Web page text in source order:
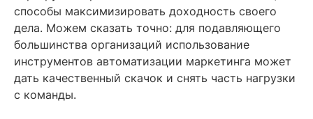
О чём на самом деле маркетинговая автоматизация
Итак, ваш бизнес готов?
1) Вы генерируете постоянный поток новых, готовых
к покупке лидов?
2) Ваша команда не в состоянии справиться с числом
способы максимизировать доходность своего
дела. Можем сказать точно: для подавляющего
большинства организаций использование
инструментов автоматизации маркетинга может
дать качественный скачок и снять часть нагрузки
с команды.